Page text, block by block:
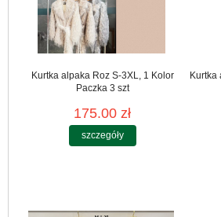
Kurtka alpaka Roz S-3XL, 1 Kolor
Paczka 3 szt
175.00 zł
szczegóły
Kurtka